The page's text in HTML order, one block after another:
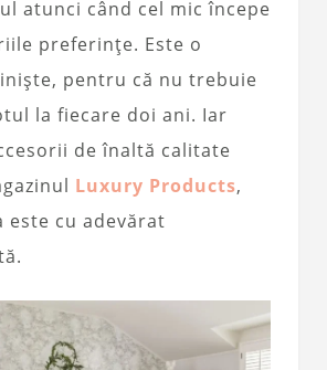
atunci când cel mic începe
preferințe. Este o
pentru că nu trebuie
la fiecare doi ani. Iar
de înaltă calitate
Luxury Products,
este cu adevărat